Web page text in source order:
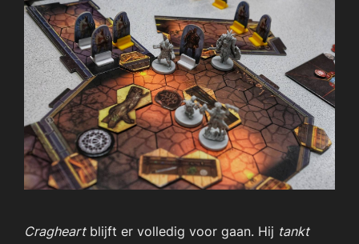
Cragheartblijft er volledig voor gaan. Hij tankt